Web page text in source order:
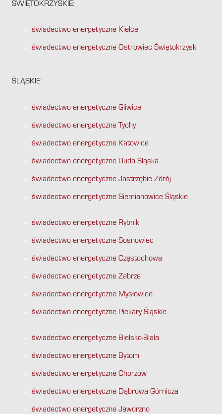
ŚWIĘTOKRZYSKIE:
świadectwo energetyczne Kielce
świadectwo energetyczne Ostrowiec Świętokrzyski
ŚLĄSKIE:
świadectwo energetyczne Gliwice
świadectwo energetyczne Tychy
świadectwo energetyczne Katowice
świadectwo energetyczne Ruda Śląska
świadectwo energetyczne Jastrzębie Zdrój
świadectwo energetyczne Siemianowice Śląskie
świadectwo energetyczne Rybnik
świadectwo energetyczne Sosnowiec
świadectwo energetyczne Częstochowa
świadectwo energetyczne Zabrze
świadectwo energetyczne Mysłowice
świadectwo energetyczne Piekary Śląskie
świadectwo energetyczne Bielsko-Biała
świadectwo energetyczne Bytom
świadectwo energetyczne Chorzów
świadectwo energetyczne Dąbrowa Górnicza
świadectwo energetyczne Jaworzno